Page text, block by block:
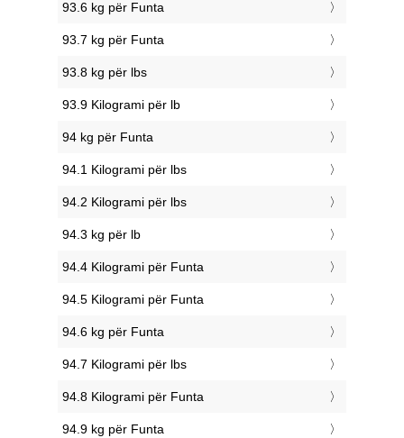
93.6 kg për Funta
93.7 kg për Funta
93.8 kg për lbs
93.9 Kilogrami për lb
94 kg për Funta
94.1 Kilogrami për lbs
94.2 Kilogrami për lbs
94.3 kg për lb
94.4 Kilogrami për Funta
94.5 Kilogrami për Funta
94.6 kg për Funta
94.7 Kilogrami për lbs
94.8 Kilogrami për Funta
94.9 kg për Funta